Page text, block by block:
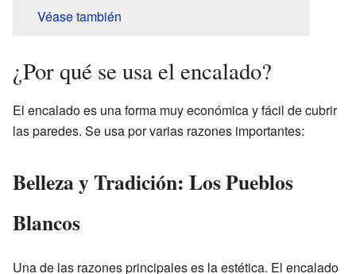
Véase también
¿Por qué se usa el encalado?
El encalado es una forma muy económica y fácil de cubrir
las paredes. Se usa por varias razones importantes:
Belleza y Tradición: Los Pueblos
Blancos
Una de las razones principales es la estética. El encalado